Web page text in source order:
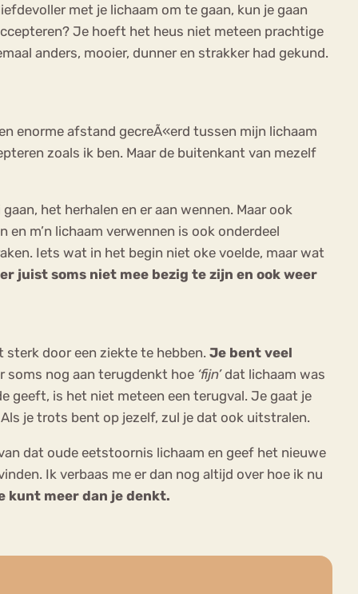
met je lichaam om te gaan, kun je gaan
Je hoeft het heus niet meteen prachtige
anders, mooier, dunner en strakker had gekund.
enorme afstand gecreÃ«erd tussen mijn lichaam
zoals ik ben. Maar de buitenkant van mezelf
het herhalen en er aan wennen. Maar ook
m’n lichaam verwennen is ook onderdeel
Iets wat in het begin niet oke voelde, maar wat
juist soms niet mee bezig te zijn en ook weer
sterk door een ziekte te hebben. Je bent veel
soms nog aan terugdenkt hoe ‘fijn’ dat lichaam was
geeft, is het niet meteen een terugval. Je gaat je
je trots bent op jezelf, zul je dat ook uitstralen.
dat oude eetstoornis lichaam en geef het nieuwe
Ik verbaas me er dan nog altijd over hoe ik nu
kunt meer dan je denkt.